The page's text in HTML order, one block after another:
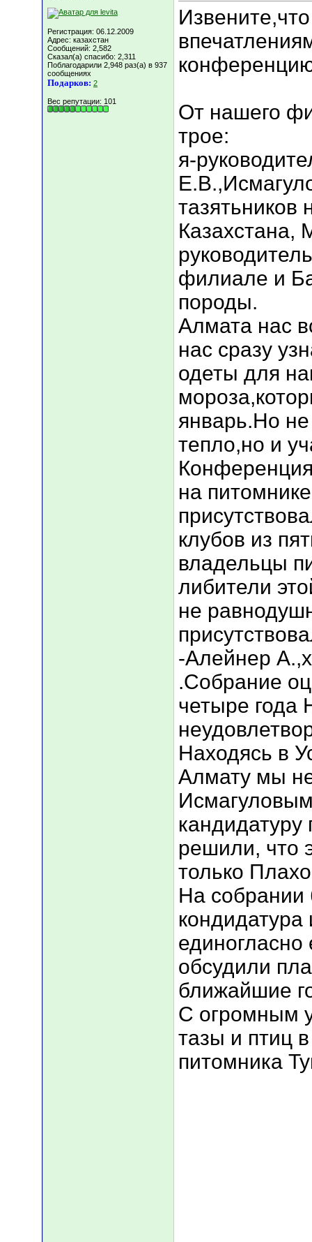
Регистрация: 06.12.2009
Адрес: казахстан
Сообщений: 2,582
Сказал(а) спасибо: 2,311
Поблагодарили 2,948 раз(а) в 937
сообщениях
Подарков: 2
Вес репутации: 101
От нашего
трое:
я-
тазятьников
Казахстана,
филиале и
породы.
Алмата нас
нас сразу
одеты для
январь.Но
тепло,но и
на
клубов из
владельцы
либители
не
-Алейнер
.Собрание
четыре года
Находясь в
Алмату мы
решили, что
только
На собрании
кондидатура
обсудили
ближайшие
С огромным
тазы и птиц
питомника